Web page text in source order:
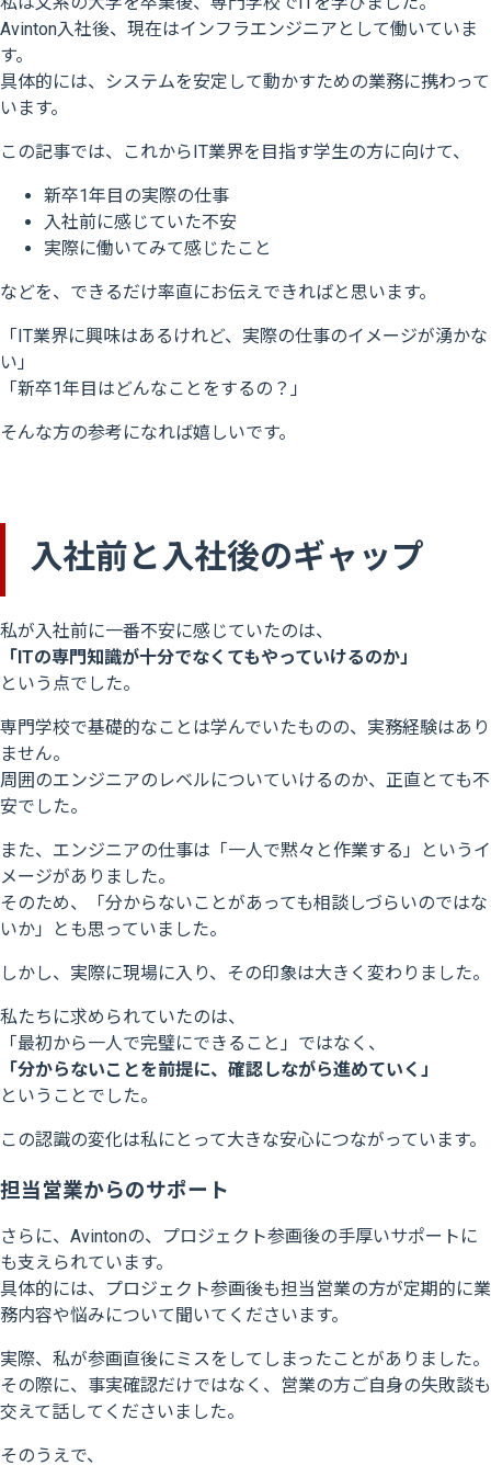
Avinton入社後、現在はインフラエンジニアとして働いていま
す。
具体的には、システムを安定して動かすための業務に携わって
います。
この記事では、これからIT業界を目指す学生の方に向けて、
新卒1年目の実際の仕事
入社前に感じていた不安
実際に働いてみて感じたこと
などを、できるだけ率直にお伝えできればと思います。
「IT業界に興味はあるけれど、実際の仕事のイメージが湧かな
い」
「新卒1年目はどんなことをするの？」
そんな方の参考になれば嬉しいです。
入社前と入社後のギャップ
私が入社前に一番不安に感じていたのは、
「ITの専門知識が十分でなくてもやっていけるのか」
という点でした。
専門学校で基礎的なことは学んでいたものの、実務経験はあり
ません。
周囲のエンジニアのレベルについていけるのか、正直とても不
安でした。
また、エンジニアの仕事は 「一人で黙々と作業する」
というイ
メージがありました。
そのため、「分からないことがあっても相談しづらいのではな
いか」とも思っていました。
しかし、実際に現場に入り、その印象は大きく変わりました。
私たちに求められていたのは、
「最初から一人で完璧にできること」ではなく、
「分からないことを前提に、確認しながら進めていく」
ということでした。
この認識の変化は私にとって大きな安心につながっています。
担当営業からのサポート
さらに、Avintonの、プロジェクト参画後の手厚いサポートに
も支えられています。
具体的には、プロジェクト参画後も担当営業の方が定期的に業
務内容や悩みについて聞いてくださいます。
実際、私が参画直後にミスをしてしまったことがありました。
その際に、事実確認だけではなく、営業の方ご自身の失敗談も
交えて話してくださいました。
そのうえで、